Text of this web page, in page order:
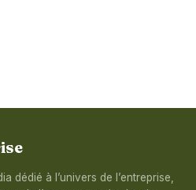
dédié à l’univers de l’entreprise,